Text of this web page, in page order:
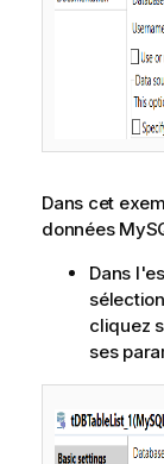
Dans cet
données
Dans
cliquez
ses